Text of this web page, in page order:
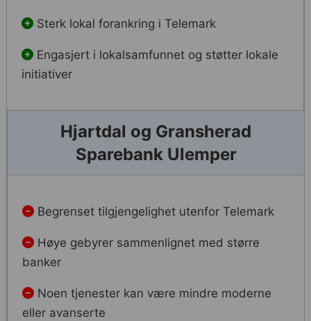
Sterk lokal forankring i Telemark
Engasjert i lokalsamfunnet og støtter lokale
initiativer
Hjartdal og Gransherad
Sparebank Ulemper
Begrenset tilgjengelighet utenfor Telemark
Høye gebyrer sammenlignet med større
banker
Noen tjenester kan være mindre moderne
eller avanserte